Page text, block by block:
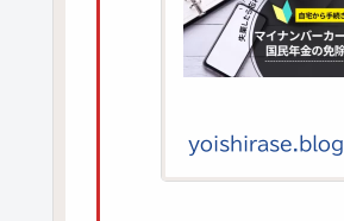
yoishirase.blog